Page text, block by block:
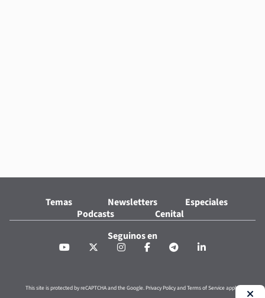
Temas Newsletters
Especiales
Podcasts
Cenital
Seguinos en
This site is protected by reCAPTCHA and the Google. Privacy PolicyandTerms of Serviceapply.